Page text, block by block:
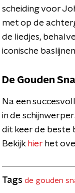
scheiding voor
met op de
de liedjes,
iconische
De Gouden
Na een
in de
dit keer de beste
Bekijk hier het
Tags de gouden